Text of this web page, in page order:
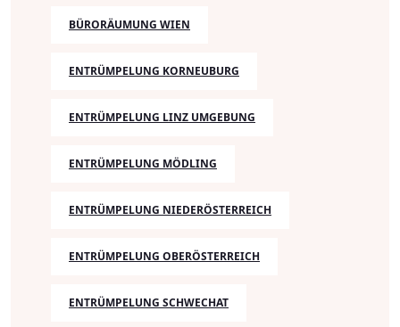
BÜRORÄUMUNG WIEN
ENTRÜMPELUNG KORNEUBURG
ENTRÜMPELUNG LINZ UMGEBUNG
ENTRÜMPELUNG MÖDLING
ENTRÜMPELUNG NIEDERÖSTERREICH
ENTRÜMPELUNG OBERÖSTERREICH
ENTRÜMPELUNG SCHWECHAT